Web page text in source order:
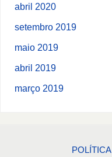
abril 2020
setembro 2019
maio 2019
abril 2019
março 2019